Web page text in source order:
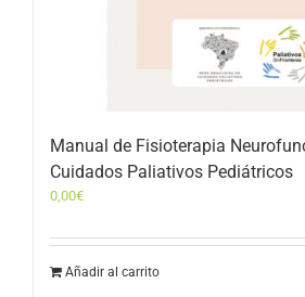
Manual de Fisioterapia
Cuidados Paliativos Pediátricos
0,00€
Añadir al carrito